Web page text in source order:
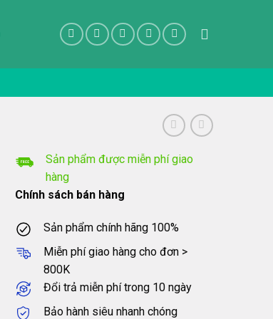
Sản phẩm được miễn phí giao
hàng
Chính sách bán hàng
Sản phẩm chính hãng 100%
Miễn phí giao hàng cho đơn >
800K
Đổi trả miễn phí trong 10 ngày
Bảo hành siêu nhanh chóng